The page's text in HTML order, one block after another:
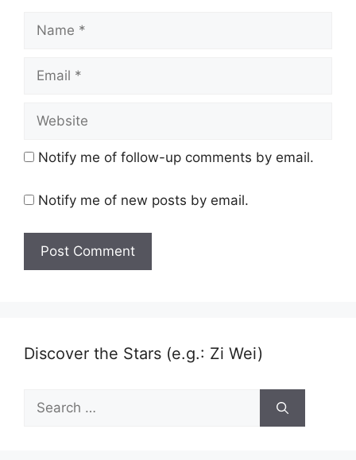
Name
Email
Website
Notify me of follow-up comments by email.
Notify me of new posts by email.
Discover the Stars (e.g.: Zi Wei)
Search
for: